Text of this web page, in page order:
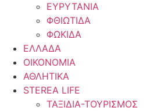
ΕΥΡΥΤΑΝΙΑ
ΦΘΙΩΤΙΔΑ
ΦΩΚΙΔΑ
ΕΛΛΑΔΑ
ΟΙΚΟΝΟΜΙΑ
ΑΘΛΗΤΙΚΑ
STEREA LIFE
ΤΑΞΙΔΙΑ-ΤΟΥΡΙΣΜΟΣ